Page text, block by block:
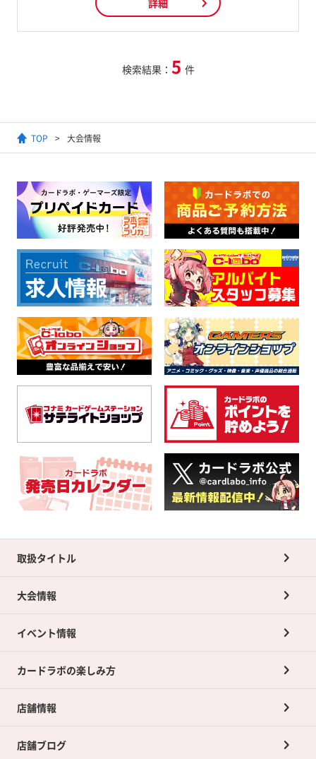
詳細
検索結果： 5 件
TOP 大会情報
取扱タイトル
大会情報
イベント情報
カードラボの楽しみ方
店舗情報
店舗ブログ